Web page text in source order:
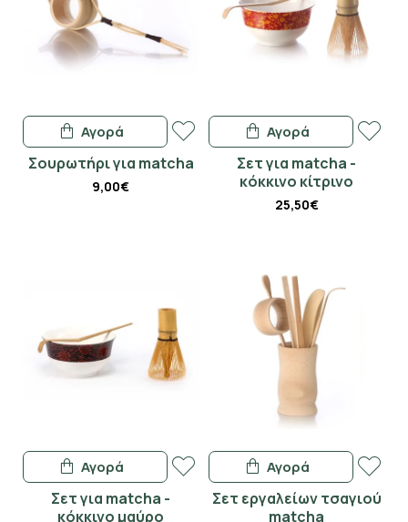
Σουρωτήρι για matcha
9,00€
Αγορά
Σετ για matcha -
κόκκινο κίτρινο
25,50€
Αγορά
Σετ για matcha -
κόκκινο μαύρο
Αγορά
Σετ εργαλείων τσαγιού
matcha
Αγορά